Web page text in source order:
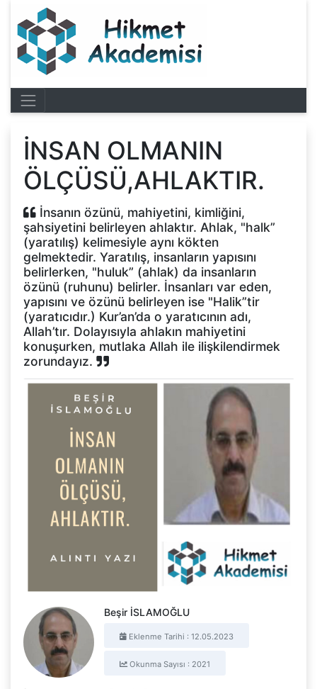
İNSAN OLMANIN
ÖLÇÜSÜ,AHLAKTIR.
İnsanın özünü, mahiyetini, kimliğini,
şahsiyetini belirleyen ahlaktır. Ahlak, "halk”
(yaratılış) kelimesiyle aynı kökten
gelmektedir. Yaratılış, insanların yapısını
belirlerken, "huluk” (ahlak) da insanların
özünü (ruhunu) belirler. İnsanları var eden,
yapısını ve özünü belirleyen ise "Halik”tir
(yaratıcıdır.) Kur’an’da o yaratıcının adı,
Allah’tır. Dolayısıyla ahlakın mahiyetini
konuşurken, mutlaka Allah ile ilişkilendirmek
zorundayız.
Beşir İSLAMOĞLU
Eklenme Tarihi : 12.05.2023
Okunma Sayısı : 2021